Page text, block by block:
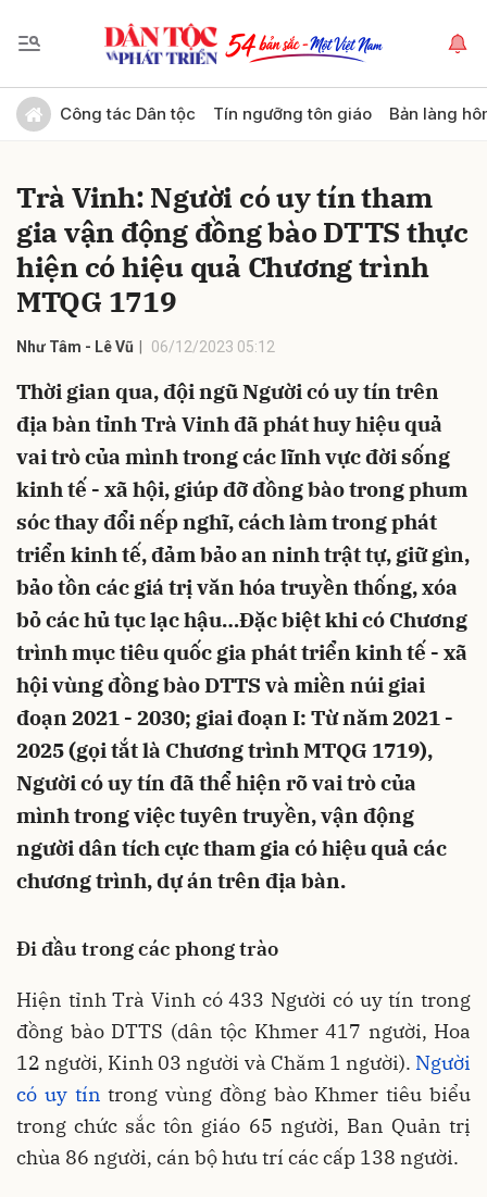
Công tác Dân tộc Tín ngưỡng tôn giáo Bản làng
Trà Vinh: Người có uy tín tham
gia vận động đồng bào DTTS thực
hiện có hiệu quả Chương trình
MTQG 1719
Như Tâm - Lê Vũ 06/12/2023 05:12
Thời gian qua, đội ngũ Người có uy tín trên
địa bàn tỉnh Trà Vinh đã phát huy hiệu quả
vai trò của mình trong các lĩnh vực đời sống
kinh tế - xã hội, giúp đỡ đồng bào trong phum
sóc thay đổi nếp nghĩ, cách làm trong phát
triển kinh tế, đảm bảo an ninh trật tự, giữ gìn,
bảo tồn các giá trị văn hóa truyền thống, xóa
bỏ các hủ tục lạc hậu…Đặc biệt khi có Chương
trình mục tiêu quốc gia phát triển kinh tế - xã
hội vùng đồng bào DTTS và miền núi giai
đoạn 2021 - 2030; giai đoạn I: Từ năm 2021 -
2025 (gọi tắt là Chương trình MTQG 1719),
Người có uy tín đã thể hiện rõ vai trò của
mình trong việc tuyên truyền, vận động
người dân tích cực tham gia có hiệu quả các
chương trình, dự án trên địa bàn.
Đi đầu trong các phong trào
Hiện tỉnh Trà Vinh có 433 Người có uy tín trong
đồng bào DTTS (dân tộc Khmer 417 người, Hoa
12 người, Kinh 03 người và Chăm 1 người). Người
có uy tín trong vùng đồng bào Khmer tiêu biểu
trong chức sắc tôn giáo 65 người, Ban Quản trị
chùa 86 người, cán bộ hưu trí các cấp 138 người.
Gửi bình luận